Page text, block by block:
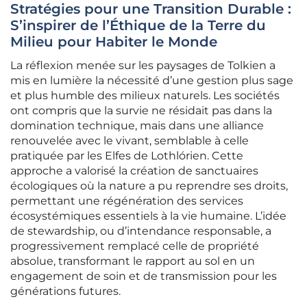
Stratégies pour une Transition Durable :
S’inspirer de l’Éthique de la Terre du
Milieu pour Habiter le Monde
La réflexion menée sur les paysages de Tolkien a
mis en lumière la nécessité d’une gestion plus sage
et plus humble des milieux naturels. Les sociétés
ont compris que la survie ne résidait pas dans la
domination technique, mais dans une alliance
renouvelée avec le vivant, semblable à celle
pratiquée par les Elfes de Lothlórien. Cette
approche a valorisé la création de sanctuaires
écologiques où la nature a pu reprendre ses droits,
permettant une régénération des services
écosystémiques essentiels à la vie humaine. L’idée
de stewardship, ou d’intendance responsable, a
progressivement remplacé celle de propriété
absolue, transformant le rapport au sol en un
engagement de soin et de transmission pour les
générations futures.